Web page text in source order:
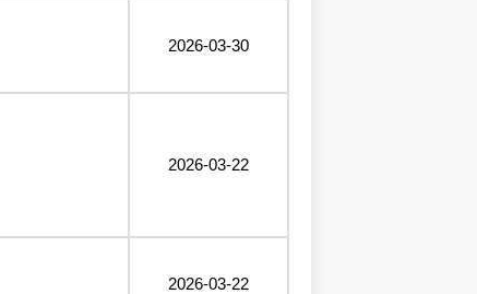
2026-03-30
2026-03-22
2026-03-22